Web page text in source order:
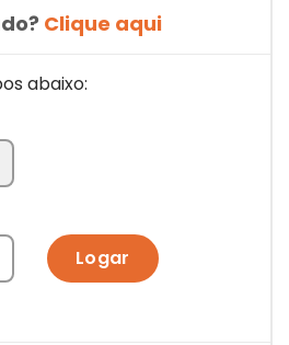
Clique aqui
abaixo:
Logar